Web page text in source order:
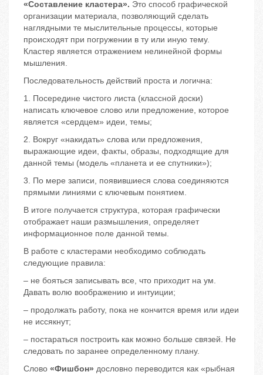
«Составление кластера». Это способ графической
организации материала, позволяющий сделать
наглядными те мыслительные процессы, которые
происходят при погружении в ту или иную тему.
Кластер является отражением нелинейной формы
мышления.
Последовательность действий проста и логична:
1. Посередине чистого листа (классной доски)
написать ключевое слово или предложение, которое
является «сердцем» идеи, темы;
2. Вокруг «накидать» слова или предложения,
выражающие идеи, факты, образы, подходящие для
данной темы (модель «планета и ее спутники»);
3. По мере записи, появившиеся слова соединяются
прямыми линиями с ключевым понятием.
В итоге получается структура, которая графически
отображает наши размышления, определяет
информационное поле данной темы.
В работе с кластерами необходимо соблюдать
следующие правила:
– не бояться записывать все, что приходит на ум.
Давать волю воображению и интуиции;
– продолжать работу, пока не кончится время или идеи
не иссякнут;
– постараться построить как можно больше связей. Не
следовать по заранее определенному плану.
Слово «Фишбон» дословно переводится как «рыбная